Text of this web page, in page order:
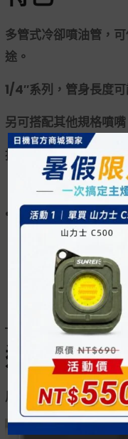
多管式冷卻噴油管，
途。
1/4″系列，管身長度可
另可搭配其他規格噴
接頭：1/8”PT管接頭
方形磁性座，最大
此商品要達最大
鐵量達一定比例之金
消費者購買前，
含鐵量是否足夠，
適用範圍
用於去除切屑的噴嘴